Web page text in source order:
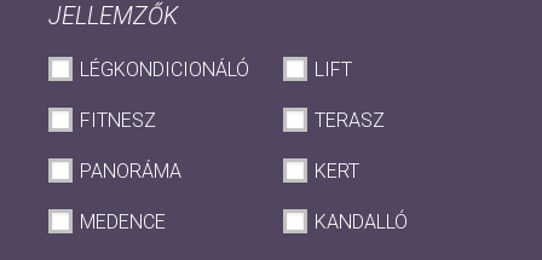
JELLEMZŐK
LÉGKONDICIONÁLÓ LIFT
FITNESZ TERASZ
PANORÁMA KERT
MEDENCE KANDALLÓ